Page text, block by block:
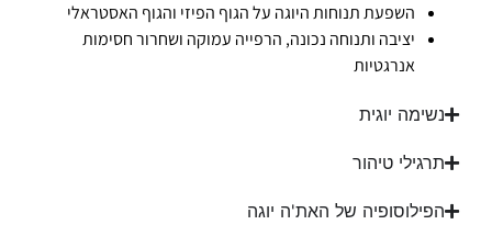
השפעת תנוחות היוגה על הגוף הפיזי והגוף האסטראלי
יציבה ותנוחה נכונה, הרפייה עמוקה ושחרור חסימות
אנרגטיות
נשימה יוגית
תרגילי טיהור
הפילוסופיה של האת'ה יוגה